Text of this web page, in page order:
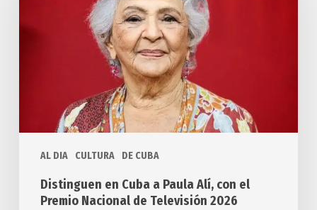
AL DIA CULTURA DE CUBA
Paula
Televisión
Distinguen en Cuba a Paula Alí, con el
Premio Nacional de Televisión 2026